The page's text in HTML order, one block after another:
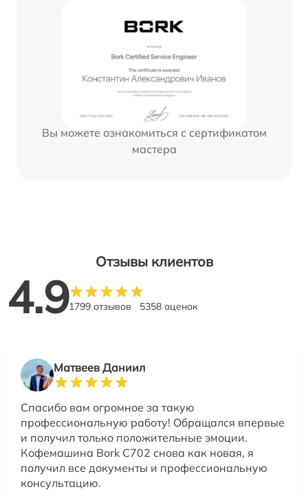
Вы можете ознакомиться с сертификатом
мастера
Отзывы клиентов
4.91799 отзывов 5358 оценок
Матвеев Даниил
Спасибо вам огромное за такую
профессиональную работу! Обращался впервые
и получил только положительные эмоции.
Кофемашина Bork C702 снова как новая, я
получил все документы и профессиональную
консультацию.